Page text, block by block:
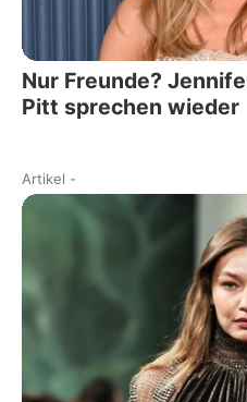
Nur Freunde?
Pitt sprechen wieder
Artikel -